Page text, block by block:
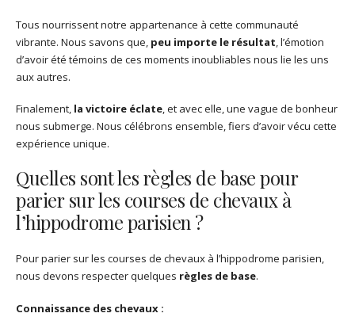
Tous nourrissent notre appartenance à cette communauté
vibrante. Nous savons que, peu importe le résultat, l’émotion
d’avoir été témoins de ces moments inoubliables nous lie les uns
aux autres.
Finalement, la victoire éclate, et avec elle, une vague de bonheur
nous submerge. Nous célébrons ensemble, fiers d’avoir vécu cette
expérience unique.
Quelles sont les règles de base pour
parier sur les courses de chevaux à
l’hippodrome parisien ?
Pour parier sur les courses de chevaux à l’hippodrome parisien,
nous devons respecter quelques règles de base.
Connaissance des chevaux :